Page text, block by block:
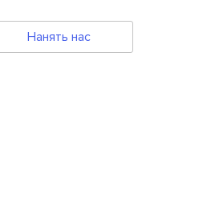
Нанять нас